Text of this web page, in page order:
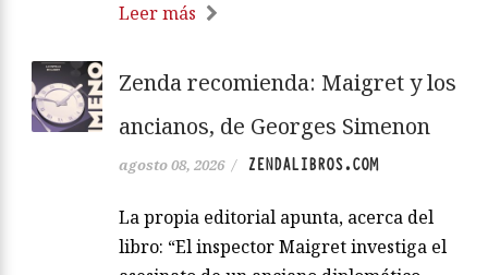
Leer más
Zenda recomienda: Maigret y los
ancianos, de Georges Simenon
agosto 08, 2026 / ZENDALIBROS.COM
La propia editorial apunta, acerca del
libro: “El inspector Maigret investiga el